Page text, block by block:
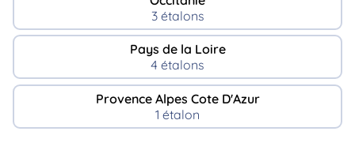
3 étalons
Pays de la Loire
4 étalons
Provence Alpes Cote D'Azur
1 étalon